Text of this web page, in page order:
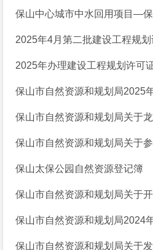
保山中心城市中水回用项目—
2025年4月第二批建设工程规
2025年办理建设工程规划许可
保山市自然资源和规划局2025
保山市自然资源和规划局关于
保山市自然资源和规划局关于
保山太保公园自然资源登记簿
保山市自然资源和规划局关于
保山市自然资源和规划局2024
保山市自然资源和规划局关于